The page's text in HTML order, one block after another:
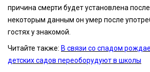
причина смерти будет установлена
некоторым данным он умер после
гостях у знакомой.
Читайте также: В связи со спадом
детских садов переоборудуют в школы